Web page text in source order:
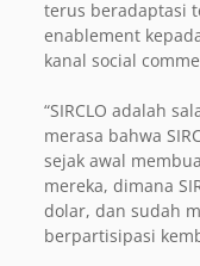
terus beradaptasi
enablement
kanal social
“SIRCLO adalah
merasa bahwa
sejak awal
mereka, dimana
dolar, dan sudah
berpartisipasi